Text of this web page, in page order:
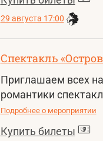
29 августа 17:00
Спектакль
Приглашаем всех
романтики
Подробнее о мероприятии
Купить билеты